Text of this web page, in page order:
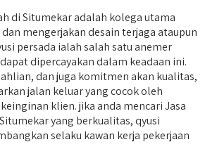
di Situmekar adalah kolega utama
mengerjakan desain terjaga ataupun
persada ialah salah satu anemer
dipercayakan dalam keadaan ini.
dan juga komitmen akan kualitas,
jalan keluar yang cocok oleh
klien. jika anda mencari Jasa
yang berkualitas, qyusi
selaku kawan kerja pekerjaan